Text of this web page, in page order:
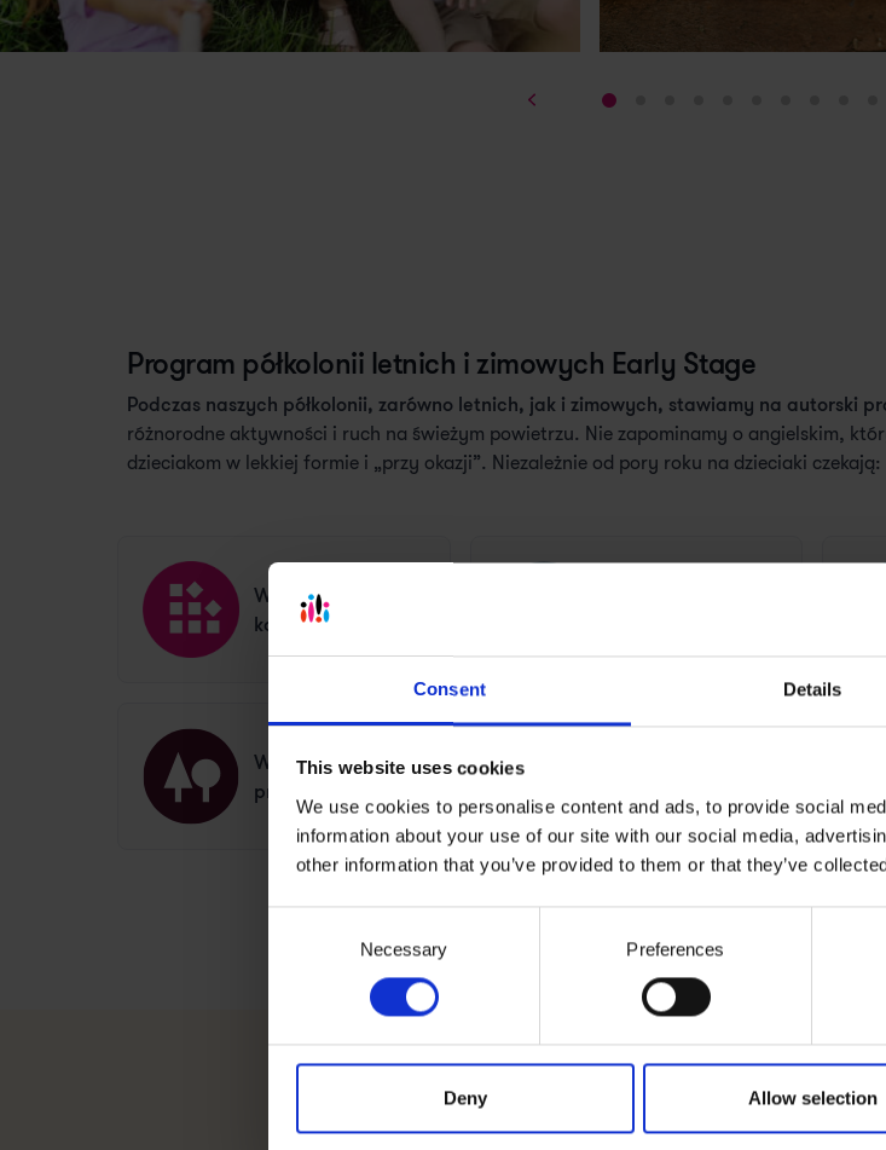
Consent Details
This website uses cookies
We use cookies to personalise content and ads, to provide social
information about your use of our site with our social media,
other information that you’ve provided to them or that they’ve
Necessary Preferences
Deny Allow selection
Program półkolonii letnich i zimowych Early Stage
Podczas naszych półkolonii, zarówno letnich, jak i zimowych, stawiamy na autorski
różnorodne aktywności i ruch na świeżym powietrzu. Nie zapominamy o angielskim,
dzieciakom w lekkiej formie i „przy okazji”. Niezależnie od pory roku na dzieciaki czekają:
Warsztaty
konstrukcyjne
Warsztaty
przyrodnicze
Znajdź półkolonie dla